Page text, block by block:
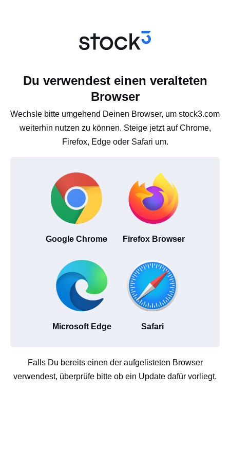
Du verwendest einen veralteten
Browser
Wechsle bitte umgehend Deinen Browser, um stock3.com
weiterhin nutzen zu können. Steige jetzt auf Chrome,
Firefox, Edge oder Safari um.
Google Chrome Firefox Browser
Microsoft Edge Safari
Falls Du bereits einen der aufgelisteten Browser
verwendest, überprüfe bitte ob ein Update dafür vorliegt.